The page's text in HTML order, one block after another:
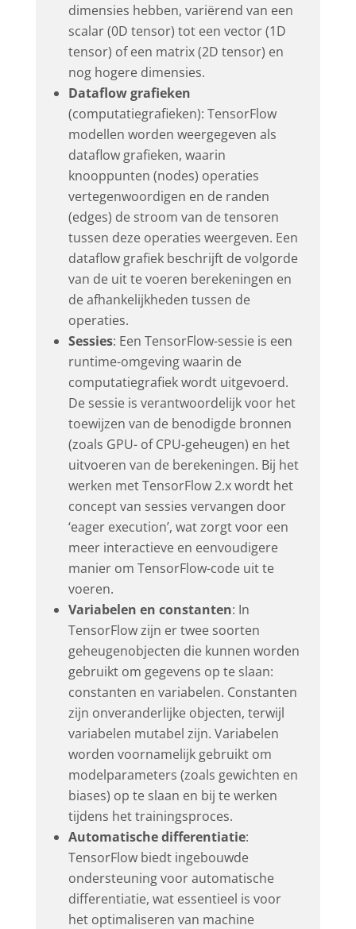
dimensies hebben, variërend van een
scalar (0D tensor) tot een vector (1D
tensor) of een matrix (2D tensor) en
nog hogere dimensies.
Dataflow grafieken
(computatiegrafieken): TensorFlow
modellen worden weergegeven als
dataflow grafieken, waarin
knooppunten (nodes) operaties
vertegenwoordigen en de randen
(edges) de stroom van de tensoren
tussen deze operaties weergeven. Een
dataflow grafiek beschrijft de volgorde
van de uit te voeren berekeningen en
de afhankelijkheden tussen de
operaties.
Sessies: Een TensorFlow-sessie is een
runtime-omgeving waarin de
computatiegrafiek wordt uitgevoerd.
De sessie is verantwoordelijk voor het
toewijzen van de benodigde bronnen
(zoals GPU- of CPU-geheugen) en het
uitvoeren van de berekeningen. Bij het
werken met TensorFlow 2.x wordt het
concept van sessies vervangen door
‘eager execution’, wat zorgt voor een
meer interactieve en eenvoudigere
manier om TensorFlow-code uit te
voeren.
Variabelen en constanten: In
TensorFlow zijn er twee soorten
geheugenobjecten die kunnen worden
gebruikt om gegevens op te slaan:
constanten en variabelen. Constanten
zijn onveranderlijke objecten, terwijl
variabelen mutabel zijn. Variabelen
worden voornamelijk gebruikt om
modelparameters (zoals gewichten en
biases) op te slaan en bij te werken
tijdens het trainingsproces.
Automatische differentiatie:
TensorFlow biedt ingebouwde
ondersteuning voor automatische
differentiatie, wat essentieel is voor
het optimaliseren van machine